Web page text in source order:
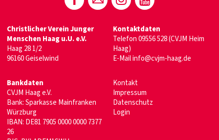
Christlicher Verein Junger
Menschen Haag u.U. e.V.
Haag 28 1/2
96160 Geiselwind
Kontaktdaten
Telefon09556 528(CVJM Heim
Haag)
E-Mailinfo@cvjm-haag.de
Bankdaten
CVJM Haag e.V.
Bank: Sparkasse Mainfranken
Würzburg
IBAN: DE81 7905 0000 0000 7377
26
Kontakt
Impressum
Datenschutz
Login